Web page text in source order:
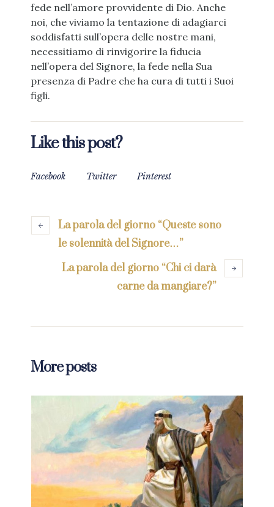
fede nell’amore provvidente di Dio. Anche
noi, che viviamo la tentazione di adagiarci
soddisfatti sull’opera delle nostre mani,
necessitiamo di rinvigorire la fiducia
nell’opera del Signore, la fede nella Sua
presenza di Padre che ha cura di tutti i Suoi
figli.
Like this post?
Facebook Twitter Pinterest
La parola del giorno “Queste sono
le solennità del Signore…”
La parola del giorno “Chi ci darà
carne da mangiare?”
More posts